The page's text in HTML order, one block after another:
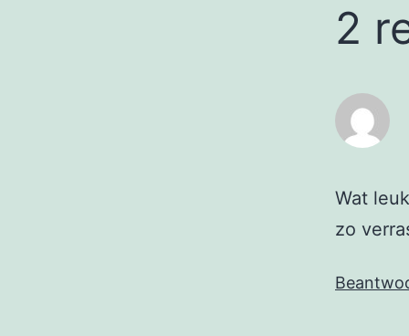
2
Wat
zo